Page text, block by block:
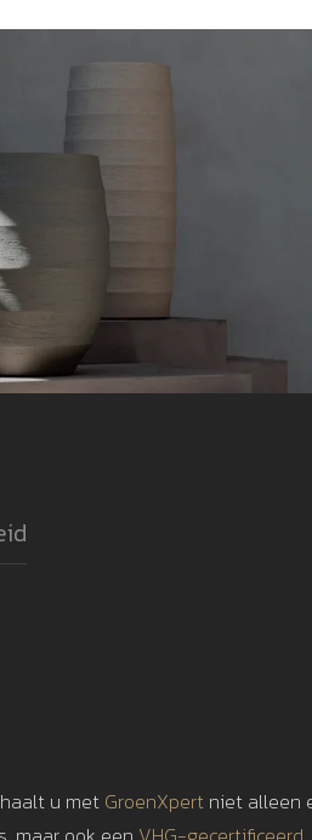
u met GroenXpert niet alleen